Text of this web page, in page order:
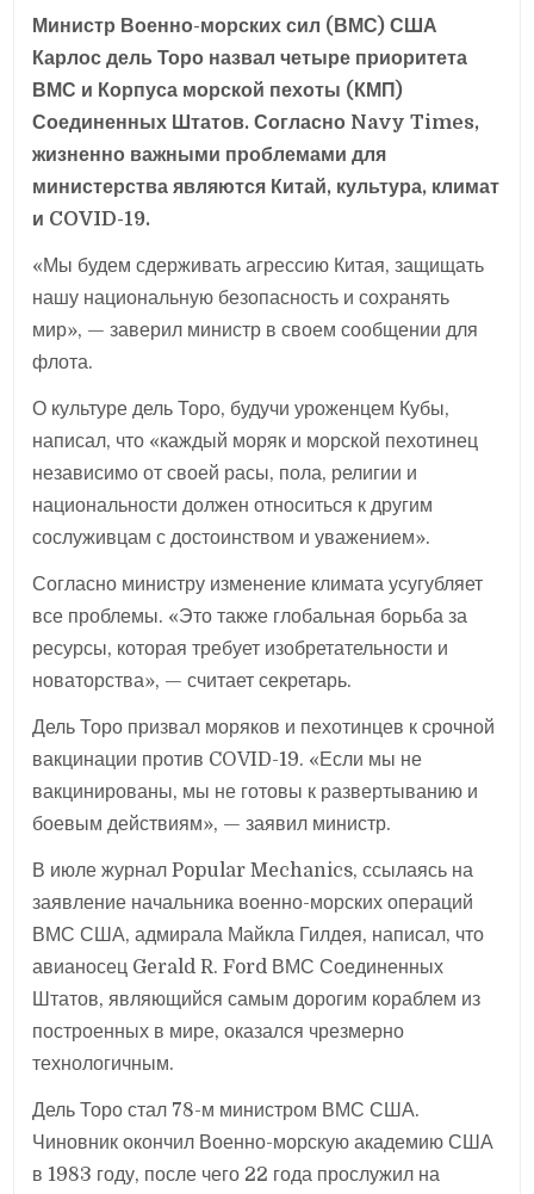
Министр Военно-морских сил (ВМС) США
Карлос дель Торо назвал четыре приоритета
ВМС и Корпуса морской пехоты (КМП)
Соединенных Штатов. Согласно Navy Times,
жизненно важными проблемами для
министерства являются Китай, культура, климат
и COVID-19.
«Мы будем сдерживать агрессию Китая, защищать
нашу национальную безопасность и сохранять
мир», — заверил министр в своем сообщении для
флота.
О культуре дель Торо, будучи уроженцем Кубы,
написал, что «каждый моряк и морской пехотинец
независимо от своей расы, пола, религии и
национальности должен относиться к другим
сослуживцам с достоинством и уважением».
Согласно министру изменение климата усугубляет
все проблемы. «Это также глобальная борьба за
ресурсы, которая требует изобретательности и
новаторства», — считает секретарь.
Дель Торо призвал моряков и пехотинцев к срочной
вакцинации против COVID-19. «Если мы не
вакцинированы, мы не готовы к развертыванию и
боевым действиям», — заявил министр.
В июле журнал Popular Mechanics, ссылаясь на
заявление начальника военно-морских операций
ВМС США, адмирала Майкла Гилдея, написал, что
авианосец Gerald R. Ford ВМС Соединенных
Штатов, являющийся самым дорогим кораблем из
построенных в мире, оказался чрезмерно
технологичным.
Дель Торо стал 78-м министром ВМС США.
Чиновник окончил Военно-морскую академию США
в 1983 году, после чего 22 года прослужил на